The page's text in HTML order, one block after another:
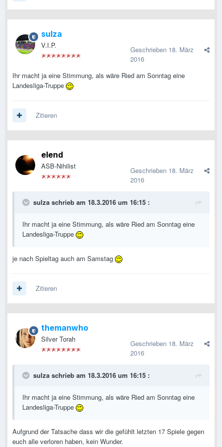
sulza
V.I.P. Geschrieben 18. März
2016
Ihr macht ja eine Stimmung, als wäre Ried am Sonntag eine
Landesliga-Truppe
Zitieren
elend
ASB-Nihilist Geschrieben 18. März
2016
sulza schrieb am 18.3.2016 um 16:15 :
Ihr macht ja eine Stimmung, als wäre Ried am Sonntag eine
Landesliga-Truppe
je nach Spieltag auch am Samstag
Zitieren
themanwho
Silver Torah Geschrieben 18. März
2016
sulza schrieb am 18.3.2016 um 16:15 :
Ihr macht ja eine Stimmung, als wäre Ried am Sonntag eine
Landesliga-Truppe
Aufgrund der Tatsache dass wir die gefühlt letzten 17 Spiele gegen
euch alle verloren haben, kein Wunder.